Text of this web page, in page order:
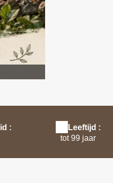
:
Leeftijd :
tot 99 jaar